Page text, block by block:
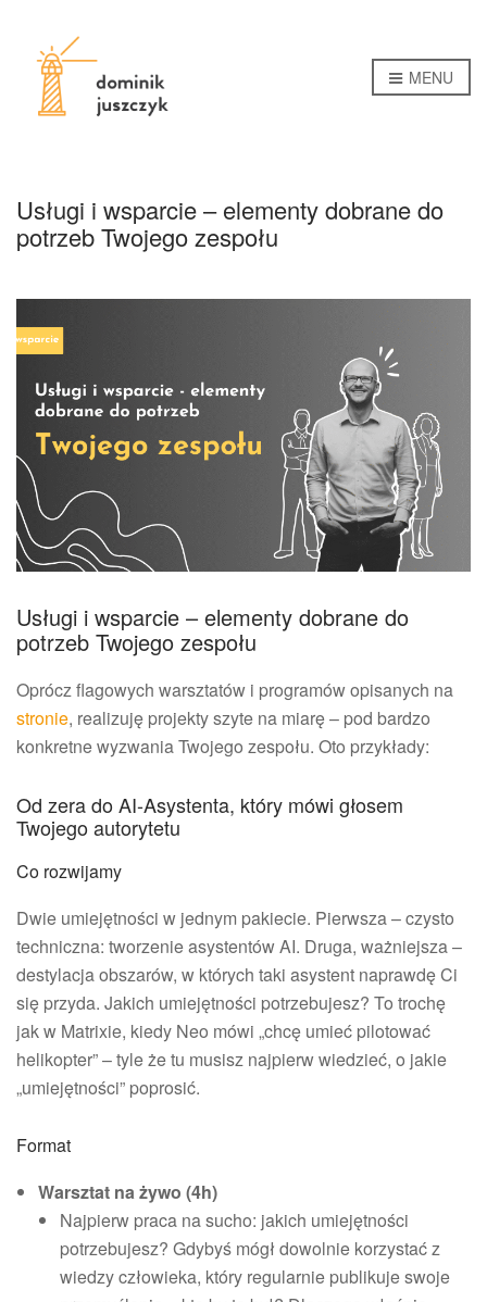
MENU
Usługi i wsparcie – elementy dobrane do
potrzeb Twojego zespołu
Usługi i wsparcie – elementy dobrane do
potrzeb Twojego zespołu
Oprócz flagowych warsztatów i programów opisanych na
stronie, realizuję projekty szyte na miarę – pod bardzo
konkretne wyzwania Twojego zespołu. Oto przykłady:
Od zera do AI-Asystenta, który mówi głosem
Twojego autorytetu
Co rozwijamy
Dwie umiejętności w jednym pakiecie. Pierwsza – czysto
techniczna: tworzenie asystentów AI. Druga, ważniejsza –
destylacja obszarów, w których taki asystent naprawdę Ci
się przyda. Jakich umiejętności potrzebujesz? To trochę
jak w Matrixie, kiedy Neo mówi „chcę umieć pilotować
helikopter” – tyle że tu musisz najpierw wiedzieć, o jakie
„umiejętności” poprosić.
Format
Warsztat na żywo (4h)
Najpierw praca na sucho: jakich umiejętności
potrzebujesz? Gdybyś mógł dowolnie korzystać z
wiedzy człowieka, który regularnie publikuje swoje